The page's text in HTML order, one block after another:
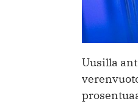
Uusilla